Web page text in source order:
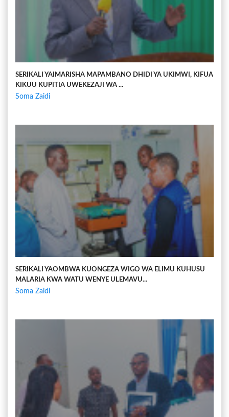
SERIKALI YAIMARISHA MAPAMBANO DHIDI YA UKIMWI, KIFUA
KIKUU KUPITIA UWEKEZAJI WA ...
Soma Zaidi
SERIKALI YAOMBWA KUONGEZA WIGO WA ELIMU KUHUSU
MALARIA KWA WATU WENYE ULEMAVU...
Soma Zaidi